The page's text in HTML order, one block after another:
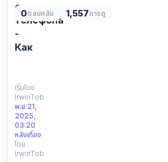
с
телефона
-
Как
ДОСТУПНЫХ
ССЫЛОК
ДЛЯ
ВХОДА
НА
MEGA:
Зеркала
เริ่มโดย
IrwinTob
พ.ย 21,
2025,
03:20
หลังเที่ยง
โดย
IrwinTob
0ตอบกลับ 1,557การดู